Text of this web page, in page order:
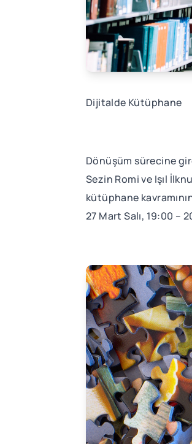
Dijitalde Kütüphane
Dönüşüm sürecine
Sezin Romi ve Işıl
kütüphane
27 Mart Salı, 19:00 –